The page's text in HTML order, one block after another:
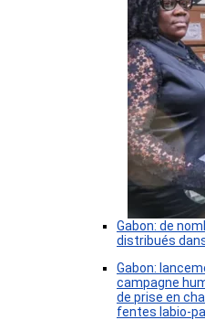
Gabon: de
distribués
Gabon:
campagne
de prise en
fentes labio-